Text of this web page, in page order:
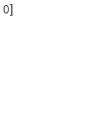
0]